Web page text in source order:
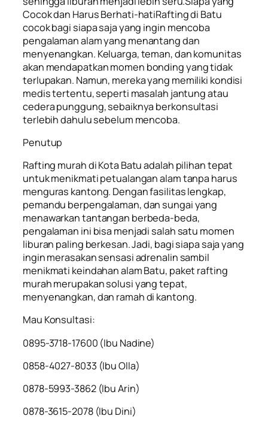
Cocok dan Harus Berhati-hatiRafting di Batu
cocok bagi siapa saja yang ingin mencoba
pengalaman alam yang menantang dan
menyenangkan. Keluarga, teman, dan komunitas
akan mendapatkan momen bonding yang tidak
terlupakan. Namun, mereka yang memiliki kondisi
medis tertentu, seperti masalah jantung atau
cedera punggung, sebaiknya berkonsultasi
terlebih dahulu sebelum mencoba.
Penutup
Rafting murah di Kota Batu adalah pilihan tepat
untuk menikmati petualangan alam tanpa harus
menguras kantong. Dengan fasilitas lengkap,
pemandu berpengalaman, dan sungai yang
menawarkan tantangan berbeda-beda,
pengalaman ini bisa menjadi salah satu momen
liburan paling berkesan. Jadi, bagi siapa saja yang
ingin merasakan sensasi adrenalin sambil
menikmati keindahan alam Batu, paket rafting
murah merupakan solusi yang tepat,
menyenangkan, dan ramah di kantong.
Mau Konsultasi:
0895-3718-17600 (Ibu Nadine)
0858-4027-8033 (Ibu Olla)
0878-5993-3862 (Ibu Arin)
0878-3615-2078 (Ibu Dini)